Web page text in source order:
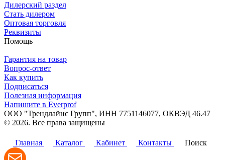
Дилерский раздел
Стать дилером
Оптовая торговля
Реквизиты
Помощь
Гарантия на товар
Вопрос-ответ
Как купить
Подписаться
Полезная информация
Напишите в Everprof
ООО "Трендлайнс Групп", ИНН 7751146077, ОКВЭД 46.47
© 2026. Все права защищены
Главная
Каталог Кабинет Контакты Поиск